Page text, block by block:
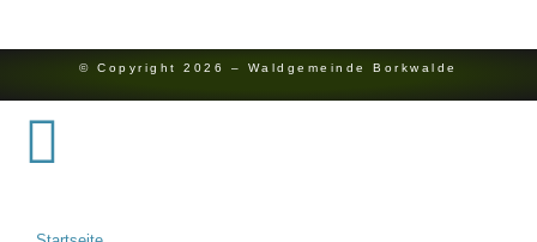
© Copyright 2026 – Waldgemeinde Borkwalde